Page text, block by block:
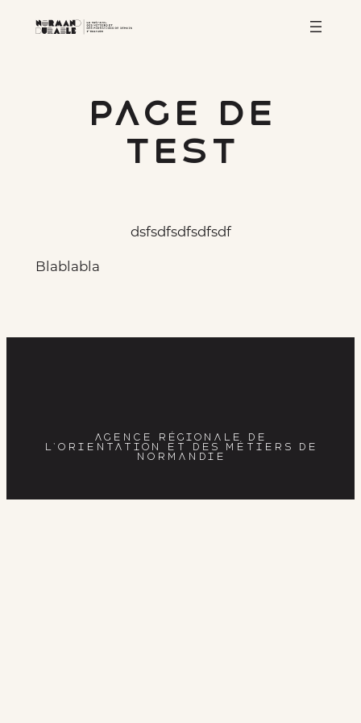
Aller
Page de
test
dsfsdfsdfsdfsdf
Blablabla
AGENCE RÉGIONALE DE
L’ORIENTATION ET DES MÉTIERS DE
NORMANDIE